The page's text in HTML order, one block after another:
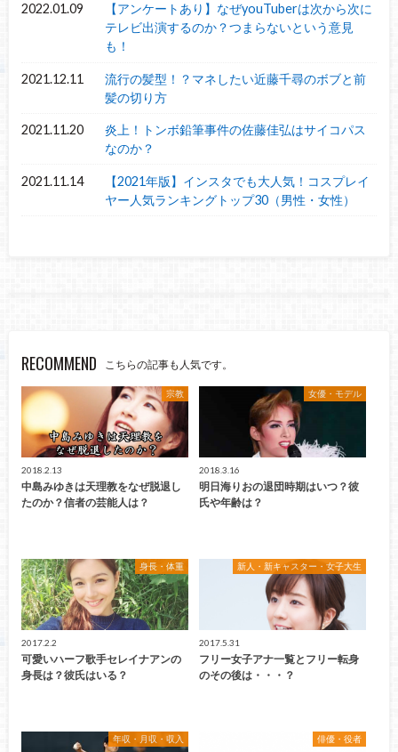
2022.01.09
【アンケートあり】なぜyouTuberは次から次に
テレビ出演するのか？つまらないという意見
も！
2021.12.11
流行の髪型！？マネしたい近藤千尋のボブと前
髪の切り方
2021.11.20
炎上！トンボ鉛筆事件の佐藤佳弘はサイコパス
なのか？
2021.11.14
【2021年版】インスタでも大人気！コスプレイ
ヤー人気ランキングトップ30（男性・女性）
RECOMMEND こちらの記事も人気です。
宗教
2018.2.13
中島みゆきは天理教をなぜ脱退し
たのか？信者の芸能人は？
女優・モデル
2018.3.16
明日海りおの退団時期はいつ？彼
氏や年齢は？
身長・体重
2017.2.2
可愛いハーフ歌手セレイナアンの
身長は？彼氏はいる？
新人・新キャスター・女子大生
2017.5.31
フリー女子アナ一覧とフリー転身
のその後は・・・？
年収・月収・収入 俳優・役者